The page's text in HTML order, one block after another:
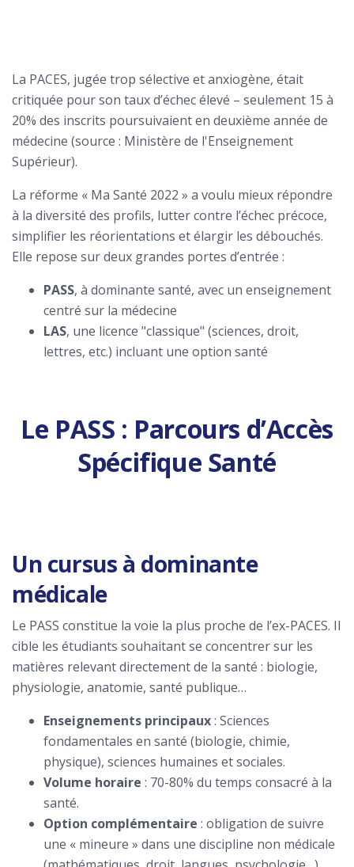
La PACES, jugée trop sélective et anxiogène, était
critiquée pour son taux d’échec élevé – seulement 15 à
20% des inscrits poursuivaient en deuxième année de
médecine (source : Ministère de l'Enseignement
Supérieur).
La réforme « Ma Santé 2022 » a voulu mieux répondre
à la diversité des profils, lutter contre l’échec précoce,
simplifier les réorientations et élargir les débouchés.
Elle repose sur deux grandes portes d’entrée :
PASS, à dominante santé, avec un enseignement
centré sur la médecine
LAS, une licence "classique" (sciences, droit,
lettres, etc.) incluant une option santé
Le PASS : Parcours d’Accès
Spécifique Santé
Un cursus à dominante
médicale
Le PASS constitue la voie la plus proche de l’ex-PACES. Il
cible les étudiants souhaitant se concentrer sur les
matières relevant directement de la santé : biologie,
physiologie, anatomie, santé publique…
Enseignements principaux: Sciences
fondamentales en santé (biologie, chimie,
physique), sciences humaines et sociales.
Volume horaire : 70-80% du temps consacré à la
santé.
Option complémentaire : obligation de suivre
une « mineure » dans une discipline non médicale